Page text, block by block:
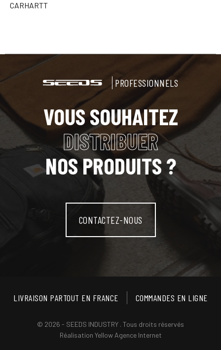
CARHARTT
PROFESSIONNELS
VOUS SOUHAITEZ
DISTRIBUER
NOS PRODUITS ?
CONTACTEZ-NOUS
LIVRAISON PARTOUT EN FRANCE COMMANDES EN LIGNE
© 2026 - SEEDS INDUSTRY . Tous droits réservés
Réalisation Yellow Agence Internet